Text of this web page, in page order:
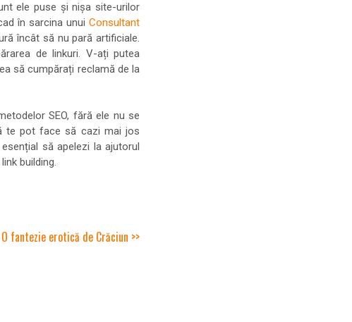
ele puse și nișa site-urilor
în sarcina unui Consultant
încât să nu pară artificiale.
de linkuri. V-ați putea
să cumpărați reclamă de la
SEO, fără ele nu se
te pot face să cazi mai jos
să apelezi la ajutorul
building.
O fantezie erotică de Crăciun >>